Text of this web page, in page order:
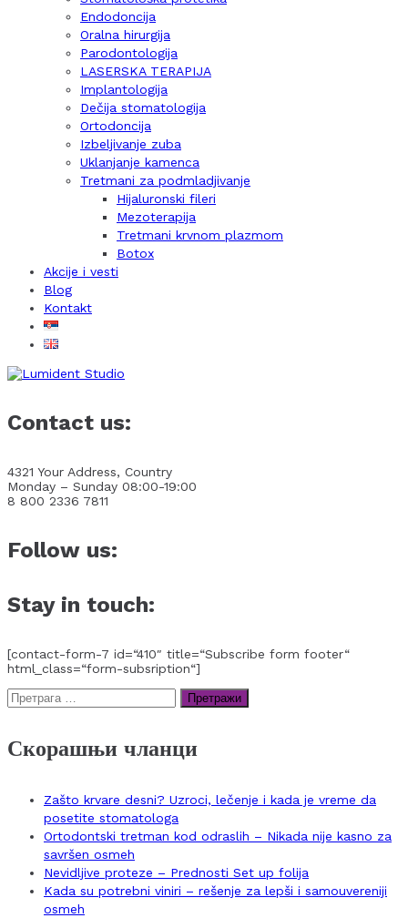
Endodoncija
Oralna hirurgija
Parodontologija
LASERSKA TERAPIJA
Implantologija
Dečija stomatologija
Ortodoncija
Izbeljivanje zuba
Uklanjanje kamenca
Tretmani za podmladjivanje
Hijaluronski fileri
Mezoterapija
Tretmani krvnom plazmom
Botox
Akcije i vesti
Blog
Kontakt
Contact us:
4321 Your Address, Country
Monday – Sunday 08:00-19:00
8 800 2336 7811
Follow us:
Stay in touch:
[contact-form-7 id=“410″ title=“Subscribe form footer“
html_class=“form-subsription“]
Претрага
за:
Скорашњи чланци
Zašto krvare desni? Uzroci, lečenje i kada je vreme da
posetite stomatologa
Ortodontski tretman kod odraslih – Nikada nije kasno za
savršen osmeh
Nevidljive proteze – Prednosti Set up folija
Kada su potrebni viniri – rešenje za lepši i samouvereniji
osmeh